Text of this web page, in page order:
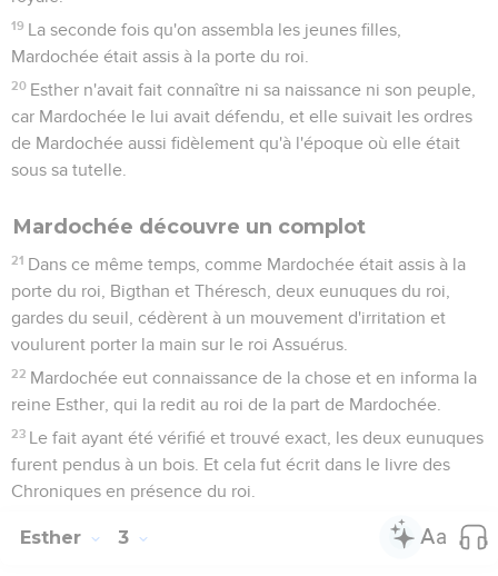
19 La seconde fois qu'on assembla les jeunes filles,
Mardochée était assis à la porte du roi.
20 Esther n'avait fait connaître ni sa naissance ni son peuple,
car Mardochée le lui avait défendu, et elle suivait les ordres
de Mardochée aussi fidèlement qu'à l'époque où elle était
sous sa tutelle.
Mardochée découvre un complot
21 Dans ce même temps, comme Mardochée était assis à la
porte du roi, Bigthan et Théresch, deux eunuques du roi,
gardes du seuil, cédèrent à un mouvement d'irritation et
voulurent porter la main sur le roi Assuérus.
22 Mardochée eut connaissance de la chose et en informa la
reine Esther, qui la redit au roi de la part de Mardochée.
23 Le fait ayant été vérifié et trouvé exact, les deux eunuques
furent pendus à un bois. Et cela fut écrit dans le livre des
Chroniques en présence du roi.
Esther 3